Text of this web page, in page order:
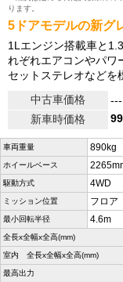
ります。
5ドアモデルの新グ
1Lエンジン搭載車と
れぞれエアコンやパワ
セットステレオなどを
中古車価格
---
新車時価格
車両重量 890kg
ホイールベース
駆動方式 4WD
ミッション位置 フロア
最小回転半径 4.6m
全長x全幅x全高(mm)
室内 全長x全幅x全高(mm)
最高出力